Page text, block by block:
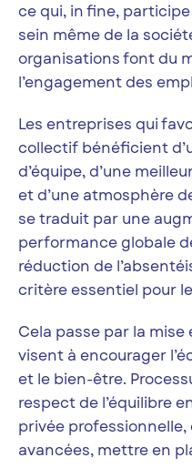
ce qui, in fine,
sein même de la
organisations font du
l’engagement des
Les entreprises qui
collectif bénéficient
d’équipe, d’une
et d’une atmosphère
se traduit par une
performance globale
réduction de
critère essentiel pour
Cela passe par la
visent à encourager
et le bien-être.
respect de l’équilibre
privée professionnelle,
avancées, mettre en